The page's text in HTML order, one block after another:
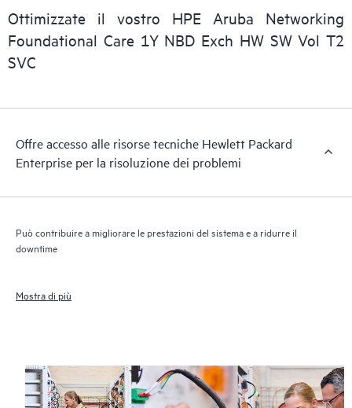
consentire a tutto il personale IT del cliente di reperire le
informazioni commerciali essenziali.
Ottimizzate il vostro HPE Aruba Networking
Foundational Care 1Y NBD Exch HW SW Vol T2
SVC
Offre accesso alle risorse tecniche Hewlett Packard
Enterprise per la risoluzione dei problemi
Può contribuire a migliorare le prestazioni del sistema e a ridurre il
downtime
Mostra di più